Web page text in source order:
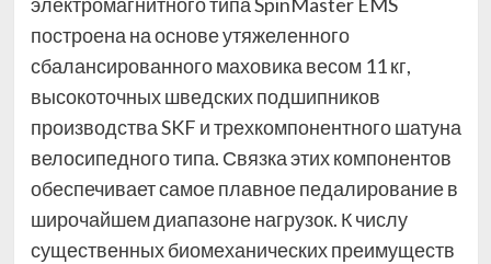
построена на основе утяжеленного
сбалансированного маховика весом 11 кг,
высокоточных шведских подшипников
производства SKF и трехкомпонентного шатуна
велосипедного типа. Связка этих компонентов
обеспечивает самое плавное педалирование в
широчайшем диапазоне нагрузок. К числу
существенных биомеханических преимуществ